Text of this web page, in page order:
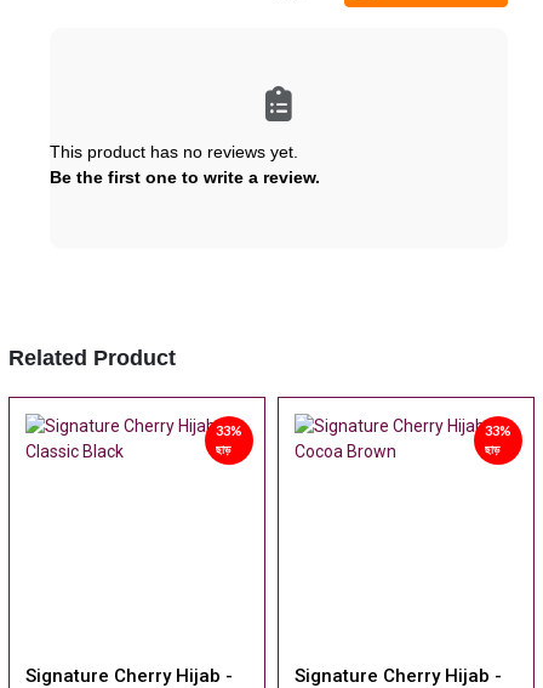
This product has no reviews yet.
Be the first one to write a review.
Related Product
33%
ছাড়
Signature Cherry Hijab -
33%
ছাড়
Signature Cherry Hijab -